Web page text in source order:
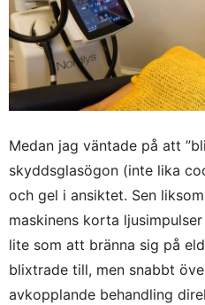
Medan jag väntade på att
skyddsglasögon (inte lika
och gel i ansiktet. Sen
maskinens korta
lite som att bränna sig på
blixtrade till, men snabbt
avkopplande behandling